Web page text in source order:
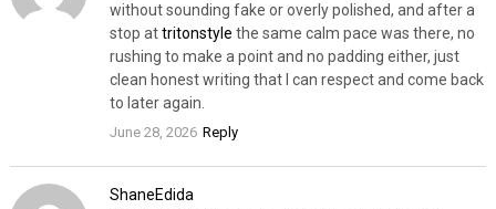
without sounding fake or overly polished, and after a
stop attritonstyle the same calm pace was there, no
rushing to make a point and no padding either, just
clean honest writing that I can respect and come back
to later again.
June 28, 2026 Reply
ShaneEdida